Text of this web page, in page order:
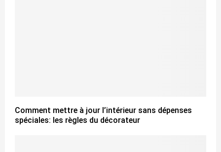
Comment mettre à jour l’intérieur sans dépenses
spéciales: les règles du décorateur